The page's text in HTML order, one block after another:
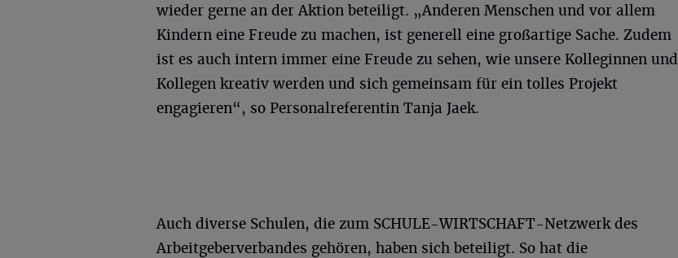
wieder gerne an der Aktion beteiligt. „Anderen Menschen und vor allem
Kindern eine Freude zu machen, ist generell eine großartige Sache. Zudem
ist es auch intern immer eine Freude zu sehen, wie unsere Kolleginnen und
Kollegen kreativ werden und sich gemeinsam für ein tolles Projekt
engagieren“, so Personalreferentin Tanja Jaek.
Auch diverse Schulen, die zum SCHULE-WIRTSCHAFT-Netzwerk des
Arbeitgeberverbandes gehören, haben sich beteiligt. So hat die